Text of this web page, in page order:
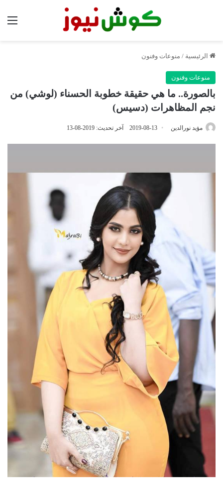
الرئيسية / منوعات وفنون
منوعات وفنون
بالصورة.. ما هي حقيقة خطوبة الحسناء (لوشي) من
نجم المظاهرات (دسيس)
مؤيد نورالدين 2019-08-13 آخر تحديث: 2019-08-13